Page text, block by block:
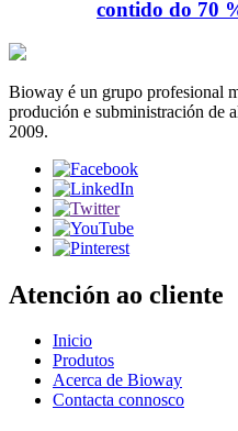
contido do 70
Bioway é un grupo profesional
produción e subministración de
2009.
Atención ao cliente
Inicio
Produtos
Acerca de Bioway
Contacta connosco